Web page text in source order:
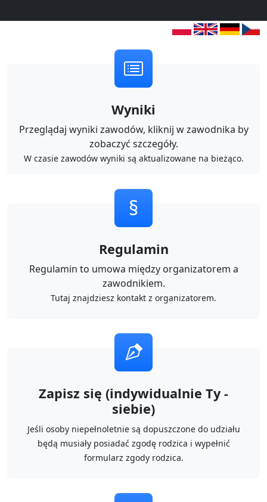
Wyniki
Przeglądaj wyniki zawodów, kliknij w zawodnika by
zobaczyć szczegóły.
W czasie zawodów wyniki są aktualizowane na bieżąco.
§
Regulamin
Regulamin to umowa między organizatorem a
zawodnikiem.
Tutaj znajdziesz kontakt z organizatorem.
Zapisz się (indywidualnie Ty -
siebie)
Jeśli osoby niepełnoletnie są dopuszczone do udziału
będą musiały posiadać zgodę rodzica i wypełnić
formularz zgody rodzica.